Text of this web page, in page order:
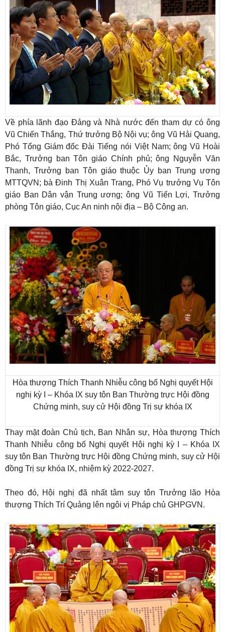
Về phía lãnh đạo Đảng và Nhà nước đến tham dự có ông
Vũ Chiến Thắng, Thứ trưởng Bộ Nội vụ; ông Vũ Hải Quang,
Phó Tổng Giám đốc Đài Tiếng nói Việt Nam; ông Vũ Hoài
Bắc, Trưởng ban Tôn giáo Chính phủ; ông Nguyễn Văn
Thanh, Trưởng ban Tôn giáo thuộc Ủy ban Trung ương
MTTQVN; bà Đinh Thị Xuân Trang, Phó Vụ trưởng Vụ Tôn
giáo Ban Dân vận Trung ương; ông Vũ Tiến Lợi, Trưởng
phòng Tôn giáo, Cục An ninh nội địa – Bộ Công an.
Hòa thượng Thích Thanh Nhiễu công bố Nghị quyết Hội
nghị kỳ I – Khóa IX suy tôn Ban Thường trực Hội đồng
Chứng minh, suy cử Hội đồng Trị sự khóa IX
Thay mặt đoàn Chủ tịch, Ban Nhân sự, Hòa thượng Thích
Thanh Nhiễu công bố Nghị quyết Hội nghị kỳ I – Khóa IX
suy tôn Ban Thường trực Hội đồng Chứng minh, suy cử Hội
đồng Trị sự khóa IX, nhiệm kỳ 2022-2027.
Theo đó, Hội nghị đã nhất tâm suy tôn Trưởng lão Hòa
thượng Thích Trí Quảng lên ngôi vị Pháp chủ GHPGVN.